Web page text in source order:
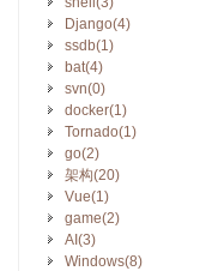
Django(4)
ssdb(1)
bat(4)
svn(0)
docker(1)
Tornado(1)
go(2)
架构(20)
Vue(1)
game(2)
AI(3)
Windows(8)